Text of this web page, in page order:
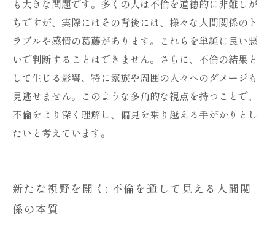
も大きな問題です。多くの人は不倫を道徳的に非難しが
ちですが、実際にはその背後には、様々な人間関係のト
ラブルや感情の葛藤があります。これらを単純に良い悪
いで判断することはできません。さらに、不倫の結果と
して生じる影響、特に家族や周囲の人々へのダメージも
見逃せません。このような多角的な視点を持つことで、
不倫をより深く理解し、偏見を乗り越える手がかりとし
たいと考えています。
新たな視野を開く: 不倫を通して見える人間関
係の本質